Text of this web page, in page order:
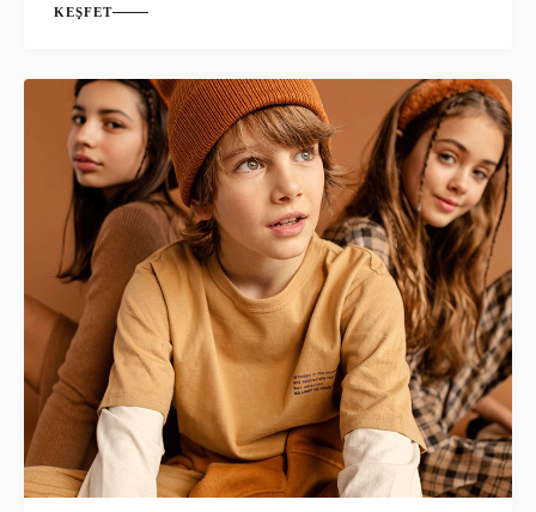
KEŞFET